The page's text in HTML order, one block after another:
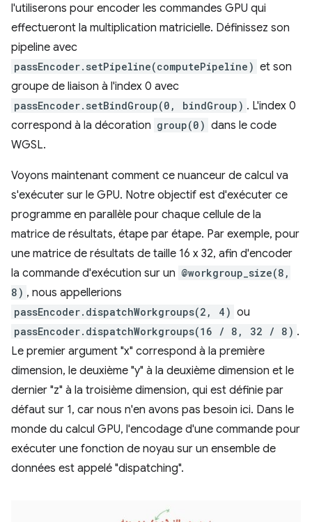
l'utiliserons pour encoder les commandes GPU qui
effectueront la multiplication matricielle. Définissez son
pipeline avec
passEncoder.setPipeline(computePipeline) et son
groupe de liaison à l'index 0 avec
passEncoder.setBindGroup(0, bindGroup) . L'index 0
correspond à la décoration group(0) dans le code
WGSL.
Voyons maintenant comment ce nuanceur de calcul va
s'exécuter sur le GPU. Notre objectif est d'exécuter ce
programme en parallèle pour chaque cellule de la
matrice de résultats, étape par étape. Par exemple, pour
une matrice de résultats de taille 16 x 32, afin d'encoder
la commande d'exécution sur un @workgroup_size(8,
8) , nous appellerions
passEncoder.dispatchWorkgroups(2, 4) ou
passEncoder.dispatchWorkgroups(16 / 8, 32 / 8) .
Le premier argument "x" correspond à la première
dimension, le deuxième "y" à la deuxième dimension et le
dernier "z" à la troisième dimension, qui est définie par
défaut sur 1, car nous n'en avons pas besoin ici. Dans le
monde du calcul GPU, l'encodage d'une commande pour
exécuter une fonction de noyau sur un ensemble de
données est appelé "dispatching".